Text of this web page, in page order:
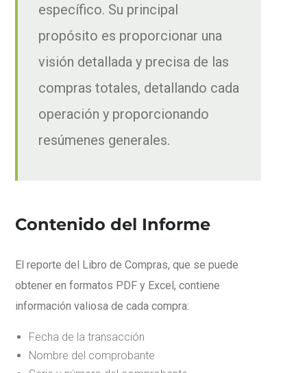
específico. Su principal
propósito es proporcionar una
visión detallada y precisa de las
compras totales, detallando cada
operación y proporcionando
resúmenes generales.
Contenido del Informe
El reporte del Libro de Compras, que se puede
obtener en formatos PDF y Excel, contiene
información valiosa de cada compra:
Fecha de la transacción
Nombre del comprobante